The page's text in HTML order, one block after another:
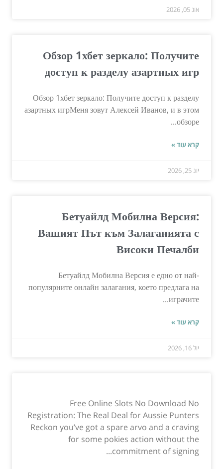
אוג 05, 2026
Обзор 1хбет зеркало: Получите
доступ к разделу азартных игр
Обзор 1хбет зеркало: Получите доступ к разделу
азартных игрМеня зовут Алексей Иванов, и в этом
обзоре...
קרא עוד »
יונ 25, 2026
Бетуайлд Мобилна Версия:
Вашият Път към Залаганията с
Високи Печалби
Бетуайлд Мобилна Версия е едно от най-
популярните онлайн залагания, което предлага на
играчите...
קרא עוד »
יול 16, 2026
Free Online Slots No Download No
Registration: The Real Deal for Aussie Punters
Reckon you’ve got a spare arvo and a craving
for some pokies action without the
commitment of signing...